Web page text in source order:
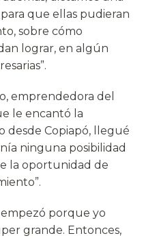
que ellas pudieran
sobre cómo
lograr, en algún
emprendedora del
le encantó la
desde Copiapó, llegué
ninguna posibilidad
la oportunidad de
porque yo
grande. Entonces,